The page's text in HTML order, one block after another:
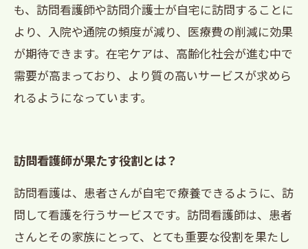
も、訪問看護師や訪問介護士が自宅に訪問することに
より、入院や通院の頻度が減り、医療費の削減に効果
が期待できます。在宅ケアは、高齢化社会が進む中で
需要が高まっており、より質の高いサービスが求めら
れるようになっています。
訪問看護師が果たす役割とは？
訪問看護は、患者さんが自宅で療養できるように、訪
問して看護を行うサービスです。訪問看護師は、患者
さんとその家族にとって、とても重要な役割を果たし